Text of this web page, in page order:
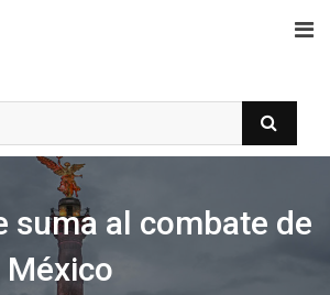
suma al combate de